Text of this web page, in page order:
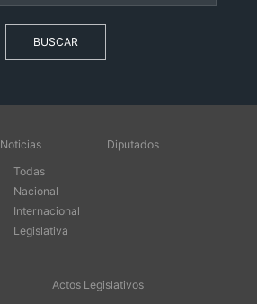
BUSCAR
Noticias
Todas
Nacional
Internacional
Legislativa
Diputados
Actos Legislativos